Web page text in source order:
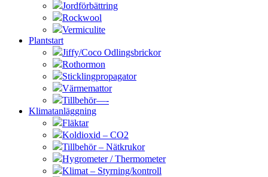
Jordförbättring
Rockwool
Vermiculite
Plantstart
Jiffy/Coco Odlingsbrickor
Rothormon
Sticklingpropagator
Värmemattor
Tillbehör—-
Klimatanläggning
Fläktar
Koldioxid – CO2
Tillbehör – Nätkrukor
Hygrometer / Thermometer
Klimat – Styrning/kontroll